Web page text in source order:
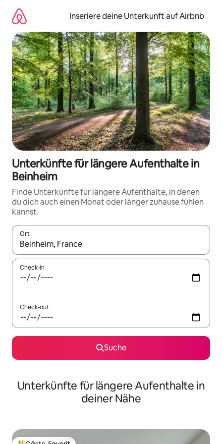
Inhalten
springen
Inseriere deine Unterkunft auf Airbnb
Unterkünfte für längere Aufenthalte in
Beinheim
Finde Unterkünfte für längere Aufenthalte, in denen
du dich auch einen Monat oder länger zuhause fühlen
kannst.
Ort
Wenn Ergebnisse verfügbar sind, navigiere mit den
Check-in
Check-out
Suche
Unterkünfte für längere Aufenthalte in
deiner Nähe